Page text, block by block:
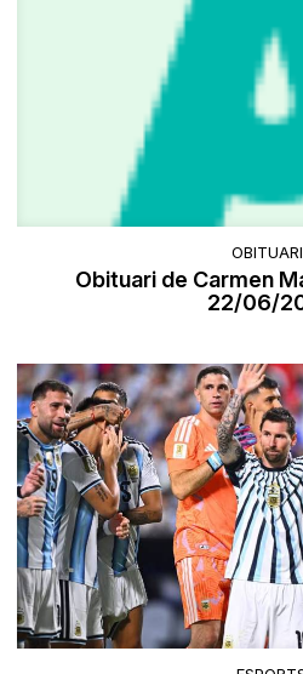
Obituari de Carmen
22/06/